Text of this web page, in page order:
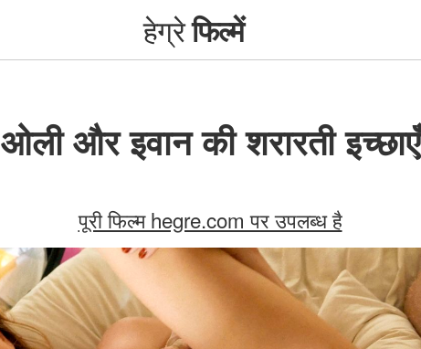
हेग्रेफिल्में
ओली और इवान की शरारती इच्छाएँ
पूरी फिल्म hegre.com पर उपलब्ध है